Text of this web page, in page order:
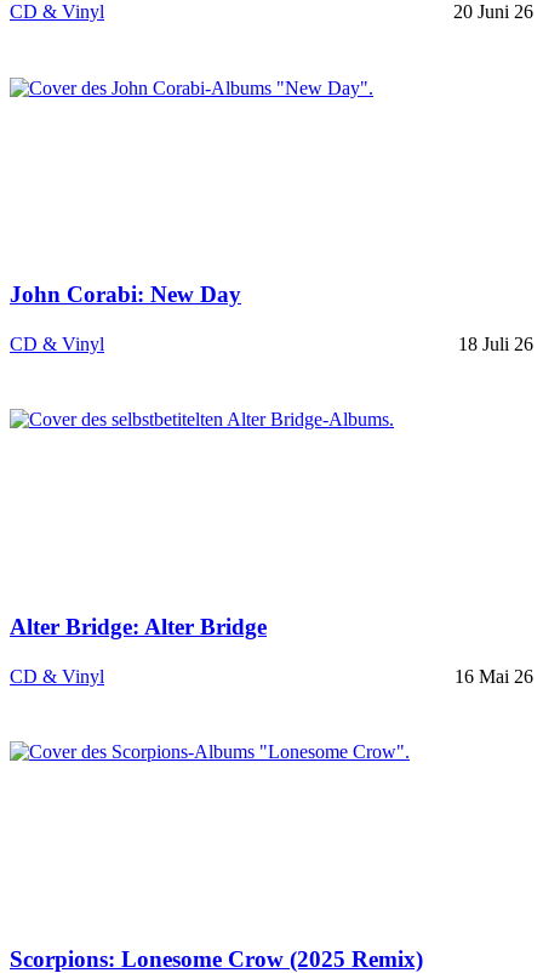
CD & Vinyl 20 Juni 26
John Corabi: New Day
CD & Vinyl 18 Juli 26
Alter Bridge: Alter Bridge
CD & Vinyl 16 Mai 26
Scorpions: Lonesome Crow (2025 Remix)